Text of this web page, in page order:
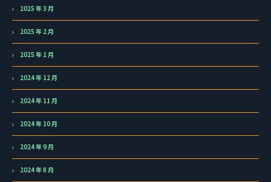
2025 年 3 月
2025 年 2 月
2025 年 1 月
2024 年 12 月
2024 年 11 月
2024 年 10 月
2024 年 9 月
2024 年 8 月